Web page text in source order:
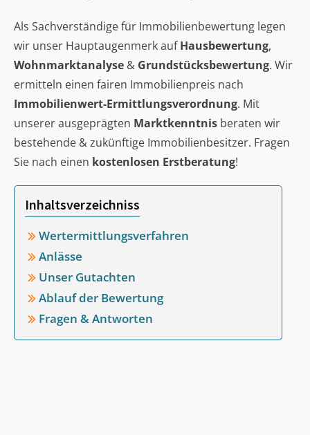
Als Sachverständige für Immobilienbewertung legen
wir unser Hauptaugenmerk aufHausbewertung,
Wohnmarktanalyse & Grundstücksbewertung. Wir
ermitteln einen fairen Immobilienpreis nach
Immobilienwert-Ermittlungsverordnung. Mit
unserer ausgeprägten Marktkenntnis beraten wir
bestehende & zukünftige Immobilienbesitzer. Fragen
Sie nach einen kostenlosen Erstberatung!
Inhaltsverzeichniss
Wertermittlungsverfahren
Anlässe
Unser Gutachten
Ablauf der Bewertung
Fragen & Antworten